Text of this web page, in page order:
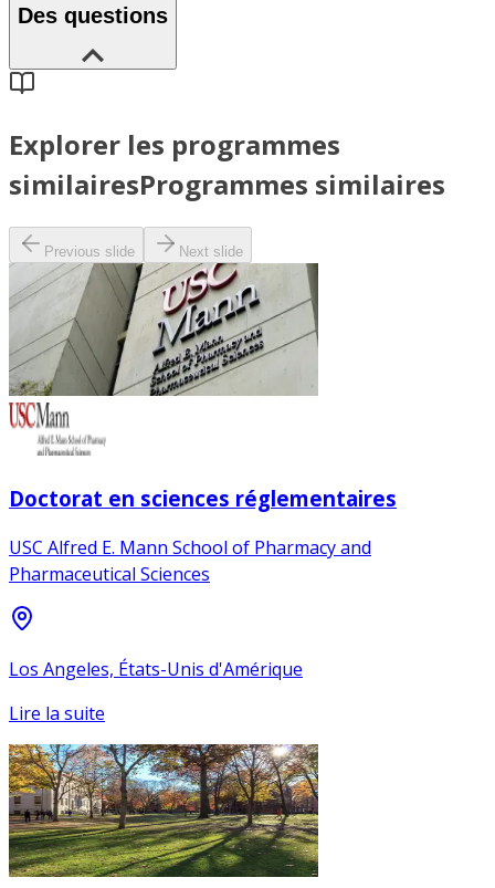
Des questions
Explorer les programmes
similairesProgrammes similaires
Previous slide Next slide
Doctorat en sciences réglementaires
USC Alfred E. Mann School of Pharmacy and
Pharmaceutical Sciences
Los Angeles, États-Unis d'Amérique
Lire la suite